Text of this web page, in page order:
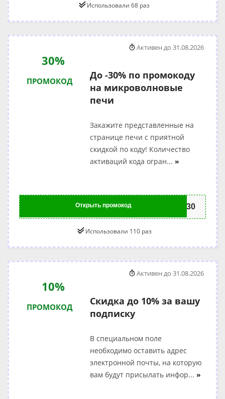
Использовали 68 раз
30%
ПРОМОКОД
До -30% по промокоду
на микроволновые
печи
Закажите представленные на
странице печи с приятной
скидкой по коду! Количество
активаций кода огран... »
Активен до 31.08.2026
Открыть промокод mi30
Использовали 110 раз
10%
ПРОМОКОД
Скидка до 10% за вашу
подписку
В специальном поле
необходимо оставить адрес
электронной почты, на которую
вам будут присылать инфор... »
Активен до 31.08.2026